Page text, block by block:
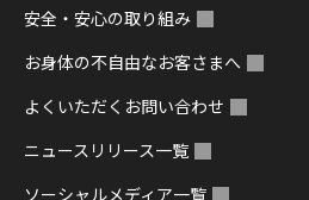
安全・安心の取り組み
お身体の不自由なお客さまへ
よくいただくお問い合わせ
ニュースリリース一覧
ソーシャルメディア一覧